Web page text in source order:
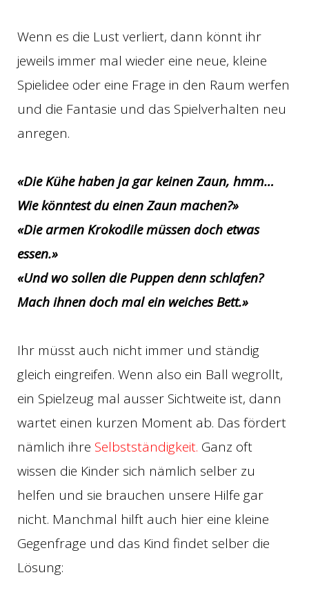
Wenn es die Lust verliert, dann könnt ihr
jeweils immer mal wieder eine neue, kleine
Spielidee oder eine Frage in den Raum werfen
und die Fantasie und das Spielverhalten neu
anregen.
«Die Kühe haben ja gar keinen Zaun, hmm…
Wie könntest du einen Zaun machen?»
«Die armen Krokodile müssen doch etwas
essen.»
«Und wo sollen die Puppen denn schlafen?
Mach ihnen doch mal ein weiches Bett.»
Ihr müsst auch nicht immer und ständig
gleich eingreifen. Wenn also ein Ball wegrollt,
ein Spielzeug mal ausser Sichtweite ist, dann
wartet einen kurzen Moment ab. Das fördert
nämlich ihre Selbstständigkeit. Ganz oft
wissen die Kinder sich nämlich selber zu
helfen und sie brauchen unsere Hilfe gar
nicht. Manchmal hilft auch hier eine kleine
Gegenfrage und das Kind findet selber die
Lösung: